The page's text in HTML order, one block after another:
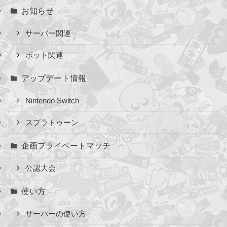
お知らせ
サーバー関連
ボット関連
アップデート情報
Nintendo Switch
スプラトゥーン
企画プライベートマッチ
公認大会
使い方
サーバーの使い方